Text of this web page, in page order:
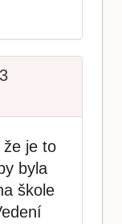
je to
byla
škole